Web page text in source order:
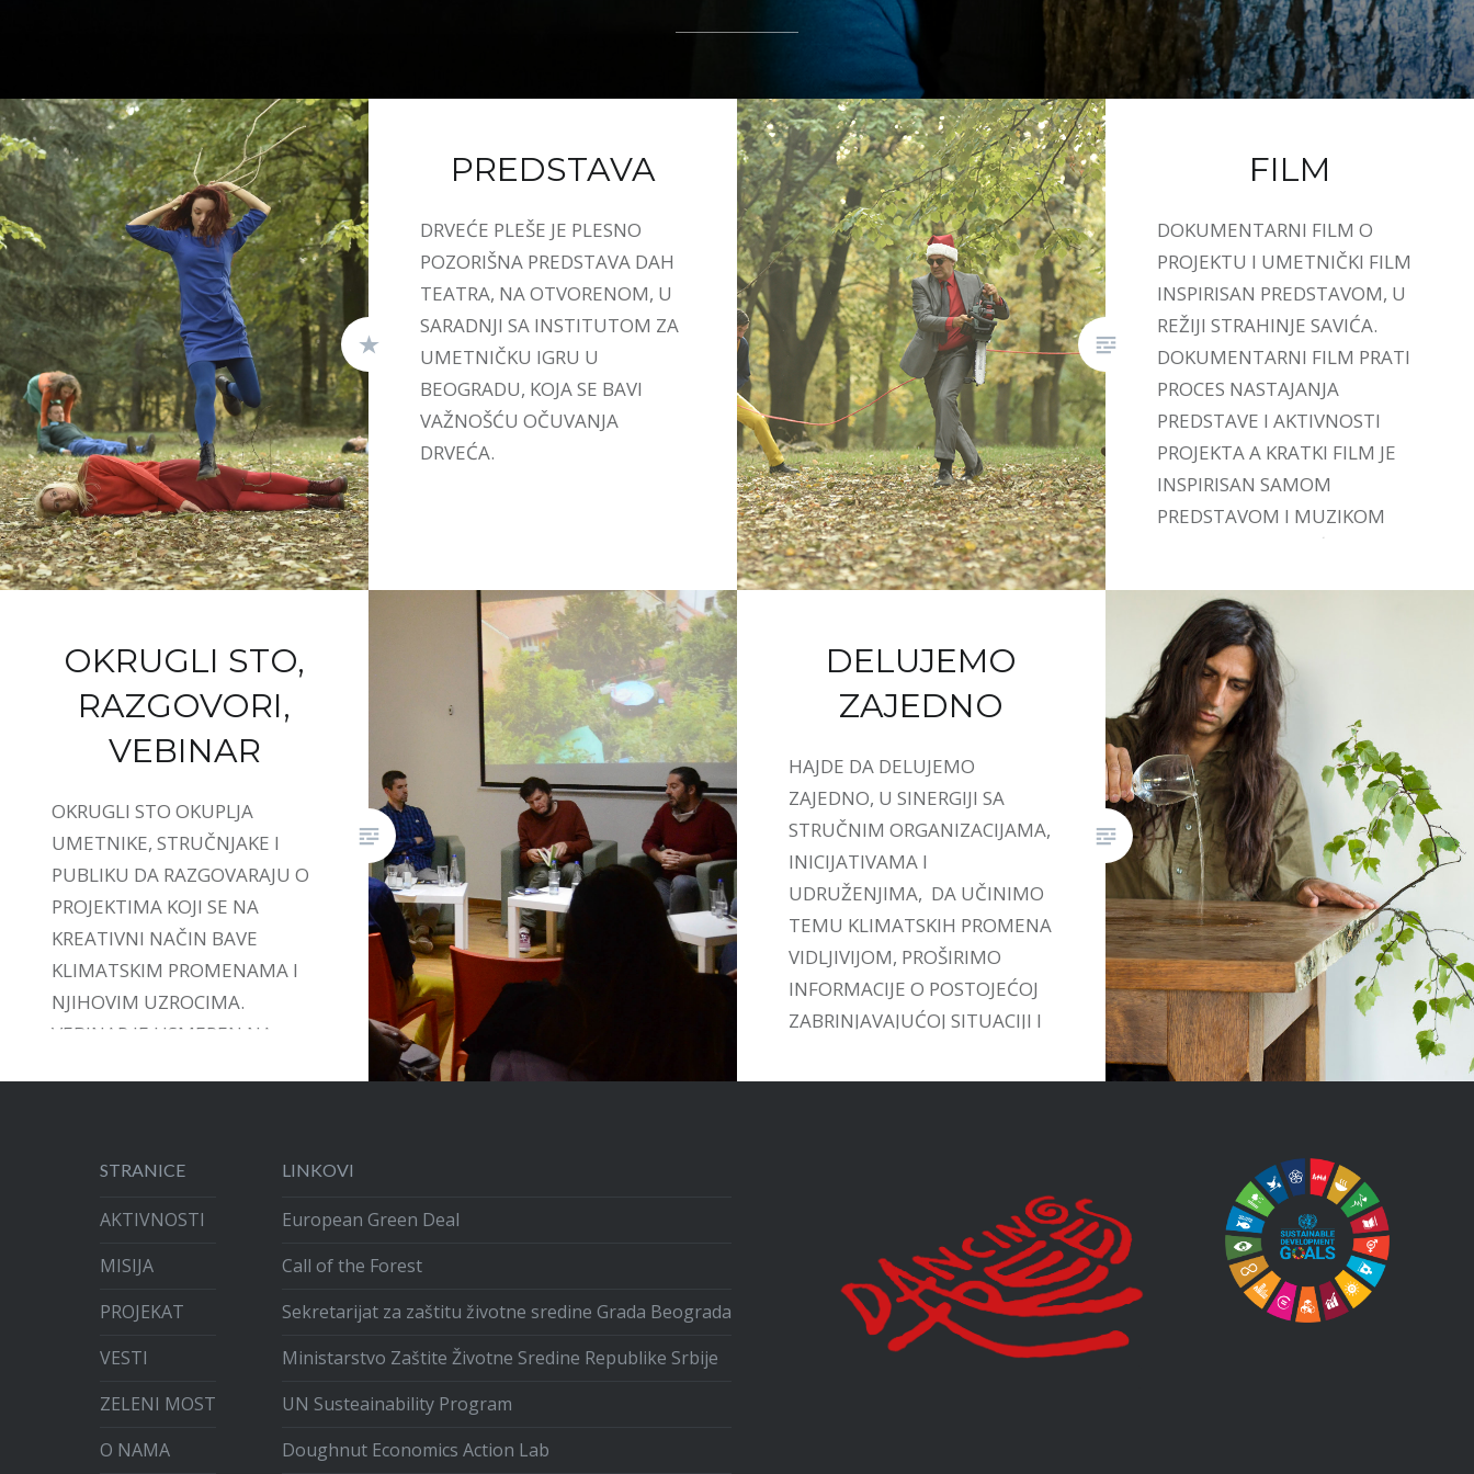
PREDSTAVA
DRVEĆE PLEŠE JE PLESNO
POZORIŠNA PREDSTAVA DAH
TEATRA, NA OTVORENOM, U
SARADNJI SA INSTITUTOM ZA
UMETNIČKU IGRU U
BEOGRADU, KOJA SE BAVI
VAŽNOŠĆU OČUVANJA
DRVEĆA.
FILM
DOKUMENTARNI FILM O
PROJEKTU I UMETNIČKI FILM
INSPIRISAN PREDSTAVOM, U
REŽIJI STRAHINJE SAVIĆA.
DOKUMENTARNI FILM PRATI
PROCES NASTAJANJA
PREDSTAVE I AKTIVNOSTI
PROJEKTA A KRATKI FILM JE
INSPIRISAN SAMOM
PREDSTAVOM I MUZIKOM
OKRUGLI STO,
RAZGOVORI,
VEBINAR
OKRUGLI STO OKUPLJA
UMETNIKE, STRUČNJAKE I
PUBLIKU DA RAZGOVARAJU O
PROJEKTIMA KOJI SE NA
KREATIVNI NAČIN BAVE
KLIMATSKIM PROMENAMA I
NJIHOVIM UZROCIMA.
VEBINAR JE USMEREN NA
INICIJATIVA.
DELUJEMO
ZAJEDNO
HAJDE DA DELUJEMO
ZAJEDNO, U SINERGIJI SA
STRUČNIM ORGANIZACIJAMA,
INICIJATIVAMA I
UDRUŽENJIMA, DA UČINIMO
TEMU KLIMATSKIH PROMENA
VIDLJIVIJOM, PROŠIRIMO
INFORMACIJE O POSTOJEĆOJ
ZABRINJAVAJUĆOJ SITUACIJI I
POSTOJEĆIM INICIJATIVAMA
STRANICE
AKTIVNOSTI
MISIJA
PROJEKAT
VESTI
ZELENI MOST
O NAMA
LINKOVI
European Green Deal
Call of the Forest
Sekretarijat za zaštitu životne sredine Grada Beograda
Ministarstvo Zaštite Životne Sredine Republike Srbije
UN Susteainability Program
Doughnut Economics Action Lab